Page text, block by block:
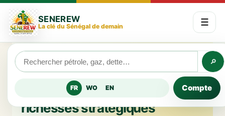
SENEREW
La clé du Sénégal de demain ☰
🔎
FR WO EN Compte
Atlas SENEREW des richesses du Sénégal
Ressources naturelles &
richesses stratégiques